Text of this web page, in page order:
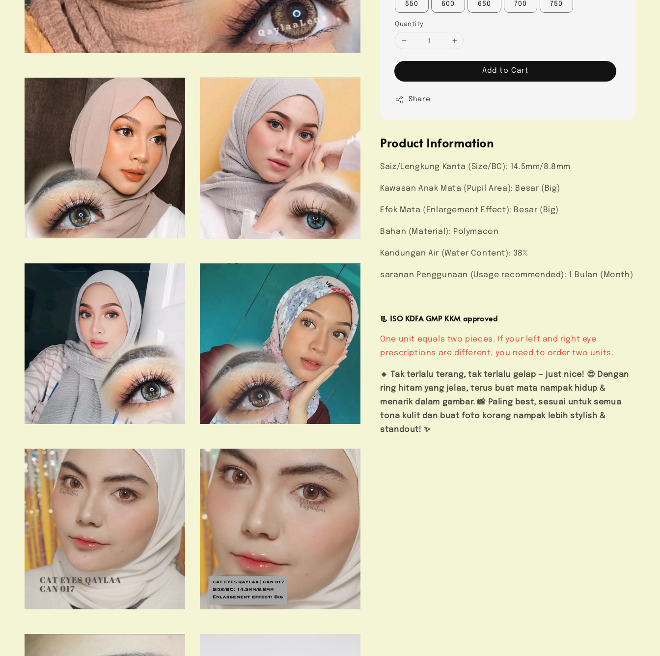
550 600 650 700 750
Quantity
Add to Cart
Share
Product Information
Saiz/Lengkung Kanta (Size/BC): 14.5mm/8.8mm
Kawasan Anak Mata (Pupil Area): Besar (Big)
Efek Mata (Enlargement Effect): Besar (Big)
Bahan (Material): Polymacon
Kandungan Air (Water Content): 38%
saranan Penggunaan (Usage recommended): 1 Bulan (Month)
📃 ISO KDFA GMP KKM approved
One unit equals two pieces. If your left and right eye
prescriptions are different, you need to order two units.
🔸 Tak terlalu terang, tak terlalu gelap — just nice! 😍 Dengan
ring hitam yang jelas, terus buat mata nampak hidup &
menarik dalam gambar. 📸 Paling best, sesuai untuk semua
tona kulit dan buat foto korang nampak lebih stylish &
standout! ✨